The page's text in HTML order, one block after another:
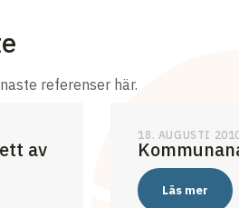
referenser här.
av
18. AUGUSTI
Läs mer